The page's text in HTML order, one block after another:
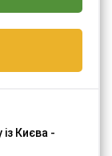
Києва -